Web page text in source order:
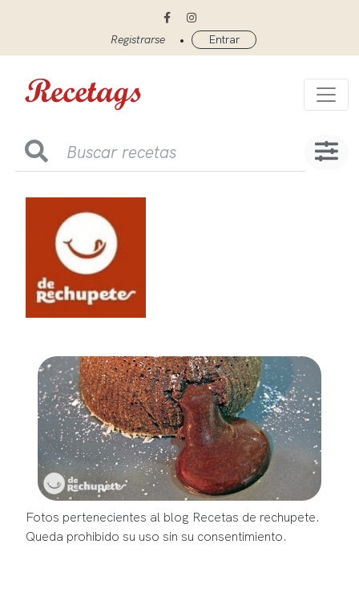
Registrarse • Entrar
Fotos pertenecientes al blog Recetas de rechupete.
Queda prohibido su uso sin su consentimiento.